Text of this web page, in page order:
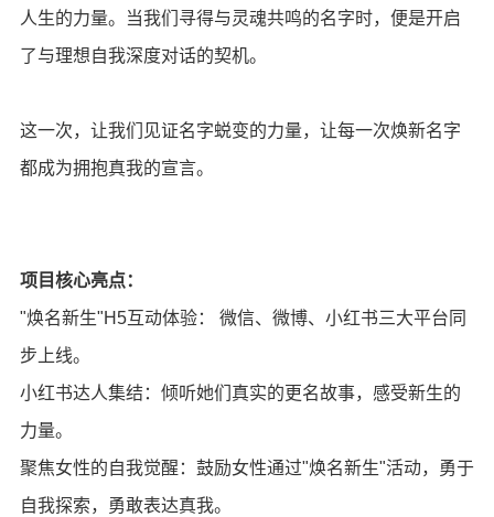
人生的力量。当我们寻得与灵魂共鸣的名字时，便是开启
了与理想自我深度对话的契机。
这一次，让我们见证名字蜕变的力量，让每一次焕新名字
都成为拥抱真我的宣言。
项目核心亮点：
"焕名新生"H5互动体验： 微信、微博、小红书三大平台同
步上线。
⁠小红书达人集结：倾听她们真实的更名故事，感受新生的
力量。
聚焦女性的自我觉醒：鼓励女性通过"焕名新生"活动，勇于
自我探索，勇敢表达真我。